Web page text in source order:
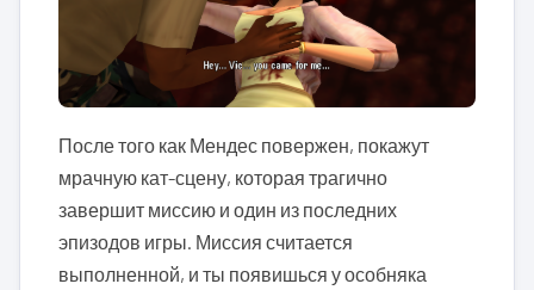
После того как Мендес повержен, покажут
мрачную кат-сцену, которая трагично
завершит миссию и один из последних
эпизодов игры. Миссия считается
выполненной, и ты появишься у особняка